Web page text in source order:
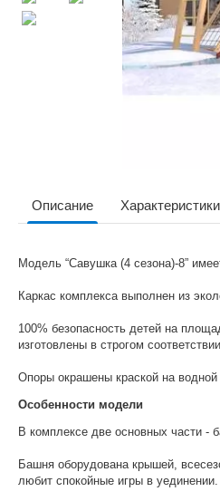
Описание Характеристики
Модель “Савушка (4 сезона)-8”
Каркас комплекса выполнен из
100% безопасность детей на
изготовлены в строгом
Опоры окрашены краской на
Особенности модели
В комплексе две основных части -
Башня оборудована крышей,
любит спокойные игры в уединении.